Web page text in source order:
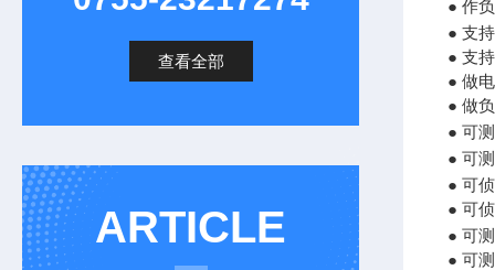
查看全部
ARTICLE
● 作
● 支
● 支
● 做
● 做
● 可
● 可
● 可
● 可
● 可
● 可